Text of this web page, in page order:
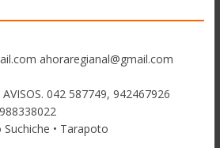
ahoraregianal@gmail.com
042 587749, 942467926
Suchiche • Tarapoto